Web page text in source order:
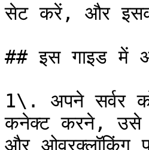
सेट करें, और
## इस गाइड में
1\. अपने सर्वर
कनेक्ट करने, उसे
और ओवरक्लॉकिंग